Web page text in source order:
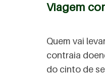
Viagem
Quem vai
contraia
do cinto de